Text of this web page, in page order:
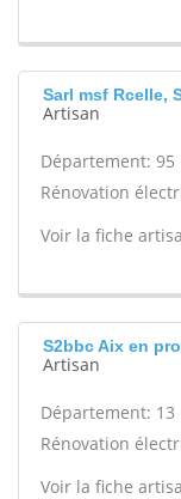
Sarl msf Rcelle,
Artisan
Département: 95
Rénovation
Voir la fiche
S2bbc Aix en
Artisan
Département: 13
Rénovation
Voir la fiche